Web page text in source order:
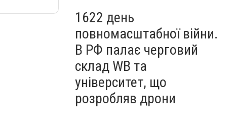
1622 день
повномасштабної війни.
В РФ палає черговий
склад WB та
університет, що
розробляв дрони